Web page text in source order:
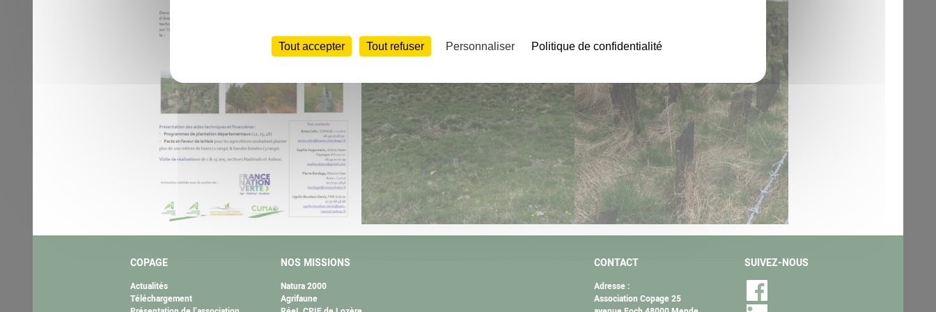
Tout accepter Tout refuser Personnaliser Politique de confidentialité
COPAGE
Actualités
Téléchargement
NOS MISSIONS
Natura 2000
Agrifaune
CONTACT
Adresse :
Association Copage 25
SUIVEZ-NOUS